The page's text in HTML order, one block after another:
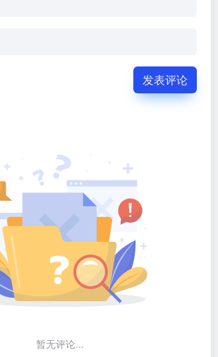
发表评论
暂无评论...